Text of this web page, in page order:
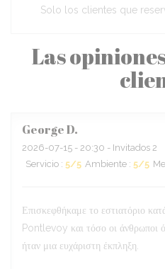
Las
GeorgeD
2026-07-15 - 20:30 - Invitados 2
Servicio : 5/5 Ambiente : 5/5
Επισκεφθήκαμε το εστιατόριο
Pontlevoy και τόσο οι άνθρωποι
ήταν μια ευχάριστη έκπληξη.
Solo los clientes que